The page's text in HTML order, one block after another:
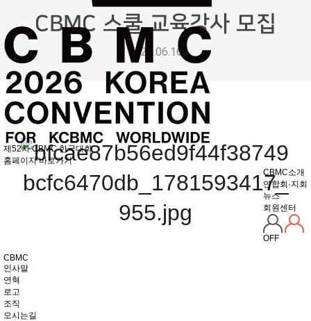
제52차 CBMC 한국대회
홈페이지 바로가기
CBMC소개
연합회·지회
뉴스
회원센터
OFF
CBMC
인사말
연혁
로고
조직
오시는길
CBMC 스쿨 교육강사 모집
2026.06.16